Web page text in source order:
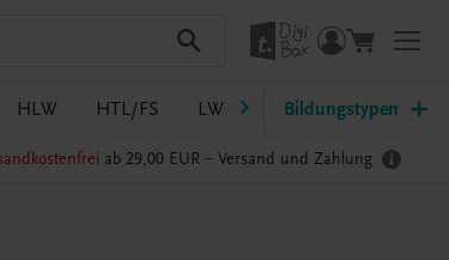
HLW HTL/FS LW/LWBF MS/ASO
Bildungstypen
ab 29,00 EUR – Versand und Zahlung